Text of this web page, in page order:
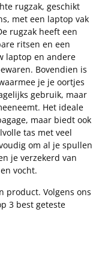
rugzak, geschikt
met een laptop vak
rugzak heeft een
ritsen en een
laptop en andere
Bovendien is
je je oortjes
gebruik, maar
Het ideale
maar biedt ook
tas met veel
om al je spullen
je verzekerd van
vocht.
product. Volgens ons
3 best geteste